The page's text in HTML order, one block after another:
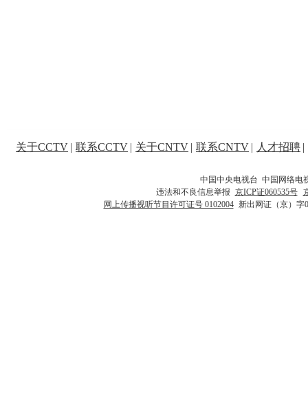
关于CCTV | 联系CCTV | 关于CNTV | 联系CNTV | 人才招聘 |
中国中央电视台 中国网络电
违法和不良信息举报 京ICP证060535号
网上传播视听节目许可证号 0102004 新出网证（京）